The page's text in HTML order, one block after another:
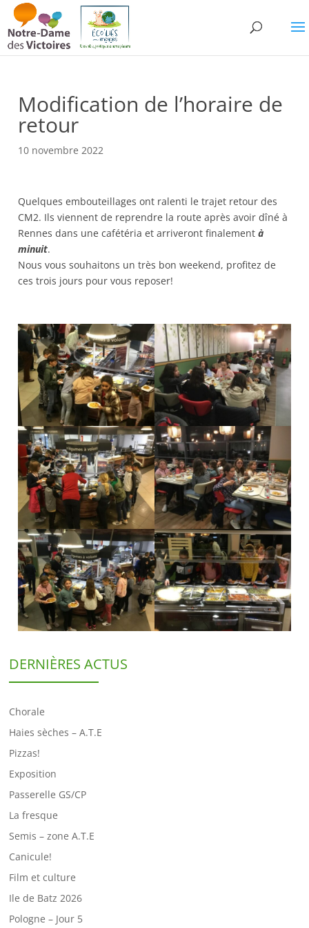
Modification de l’horaire de
retour
10 novembre 2022
Quelques embouteillages ont ralenti le trajet retour des
CM2. Ils viennent de reprendre la route après avoir dîné à
Rennes dans une cafétéria et arriveront finalement à
minuit.
Nous vous souhaitons un très bon weekend, profitez de
ces trois jours pour vous reposer!
DERNIÈRES ACTUS
Chorale
Haies sèches – A.T.E
Pizzas!
Exposition
Passerelle GS/CP
La fresque
Semis – zone A.T.E
Canicule!
Film et culture
Ile de Batz 2026
Pologne – Jour 5